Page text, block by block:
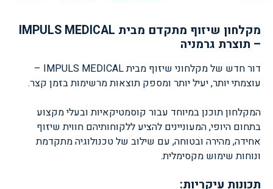
מקלחון שיזוף מתקדם מבית IMPULS MEDICAL
– תוצרת גרמניה
דור חדש של מקלחוני שיזוף מבית IMPULS MEDICAL –
עוצמתי יותר, יעיל יותר ומספק תוצאות מרשימות בזמן קצר.
המקלחון תוכנן במיוחד עבור קוסמטיקאיות ובעלי מקצוע
בתחום היופי, המעוניינים להציע ללקוחותיהם חווית שיזוף
אחידה, מהירה ובטוחה, עם שילוב של טכנולוגיה מתקדמת
ונוחות שימוש מקסימלית.
תכונות עיקריות: